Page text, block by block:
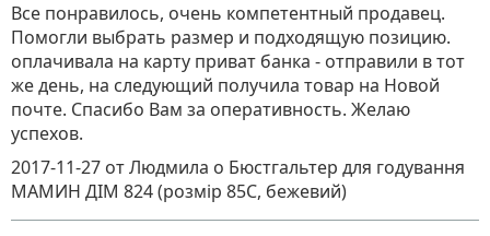
Все понравилось, очень компетентный продавец.
Помогли выбрать размер и подходящую позицию.
оплачивала на карту приват банка - отправили в тот
же день, на следующий получила товар на Новой
почте. Спасибо Вам за оперативность. Желаю
успехов.
2017-11-27 от Людмила о Бюстгальтер для годування
МАМИН ДІМ 824 (розмір 85C, бежевий)